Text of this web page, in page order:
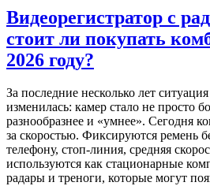
Видеорегистратор с
стоит ли покупать
2026 году?
За последние несколько лет
изменилась: камер стало не просто
разнообразнее и «умнее». Сегодня
за скоростью. Фиксируются ремень
телефону, стоп-линия, средняя
используются как стационарные
радары и треноги, которые могут